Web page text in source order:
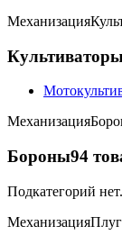
Механизация
Механизация
Бороны94
Подкатегорий нет.
Механизация